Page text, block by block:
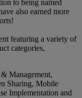
to being named
also earned more
featuring a variety of
categories,
Management,
Sharing, Mobile
Implementation and